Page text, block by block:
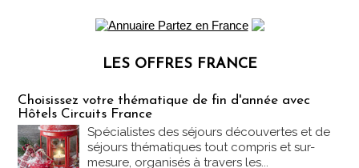
LES OFFRES FRANCE
Choisissez votre thématique de fin d'année avec
Hôtels Circuits France
Spécialistes des séjours découvertes et de
séjours thématiques tout compris et sur-
mesure, organisés à travers les...